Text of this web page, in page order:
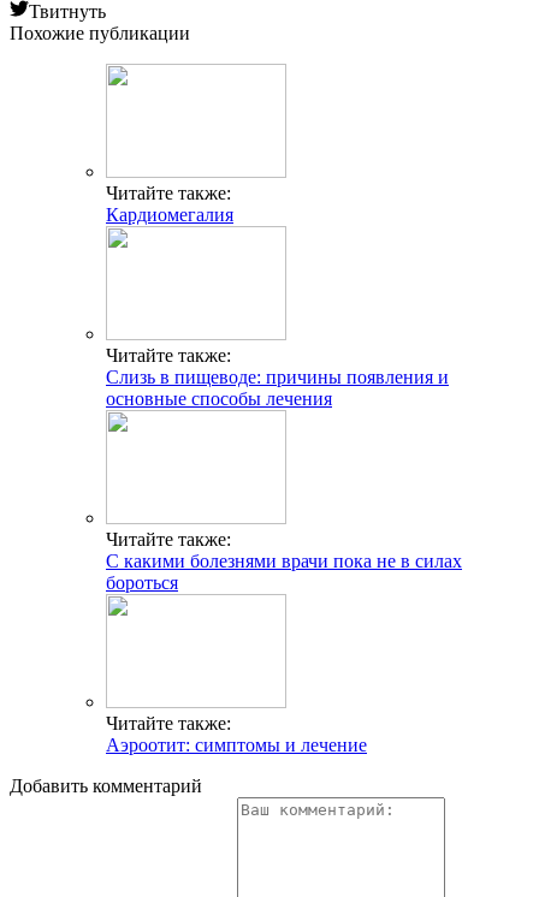
Твитнуть
Похожие публикации
Читайте также:
Кардиомегалия
Читайте также:
Слизь в пищеводе: причины появления и
основные способы лечения
Читайте также:
С какими болезнями врачи пока не в силах
бороться
Читайте также:
Аэроотит: симптомы и лечение
Добавить комментарий